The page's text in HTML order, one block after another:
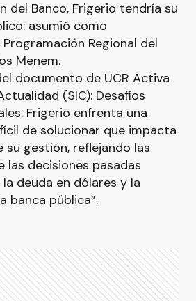
del Banco, Frigerio tendría su
asumió como
Regional del
Menem.
documento de UCR Activa
(SIC): Desafíos
Frigerio enfrenta una
de solucionar que impacta
su gestión, reflejando las
las decisiones pasadas
deuda en dólares y la
banca pública”.